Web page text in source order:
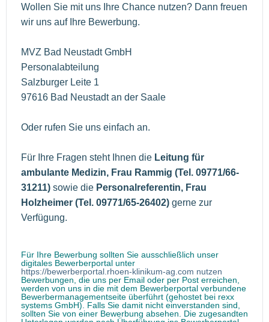
Wollen Sie mit uns Ihre Chance nutzen? Dann freuen
wir uns auf Ihre Bewerbung.
MVZ Bad Neustadt GmbH
Personalabteilung
Salzburger Leite 1
97616 Bad Neustadt an der Saale
Oder rufen Sie uns einfach an.
Für Ihre Fragen steht Ihnen die Leitung für
ambulante Medizin, Frau Rammig (Tel. 09771/66-
31211) sowie die Personalreferentin, Frau
Holzheimer (Tel. 09771/65-26402) gerne zur
Verfügung.
Für Ihre Bewerbung sollten Sie ausschließlich unser
digitales Bewerberportal unter
https://bewerberportal.rhoen-klinikum-ag.com nutzen
Bewerbungen, die uns per Email oder per Post erreichen,
werden von uns in die mit dem Bewerberportal verbundene
Bewerbermanagementseite überführt (gehostet bei rexx
systems GmbH). Falls Sie damit nicht einverstanden sind,
sollten Sie von einer Bewerbung absehen. Die zugesandten